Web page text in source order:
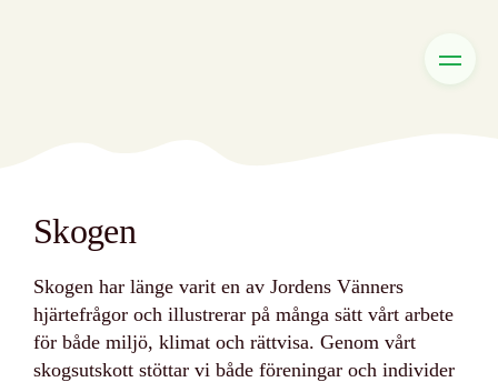
Skogen
Skogen har länge varit en av Jordens Vänners
hjärtefrågor och illustrerar på många sätt vårt arbete
för både miljö, klimat och rättvisa. Genom vårt
skogsutskott stöttar vi både föreningar och individer